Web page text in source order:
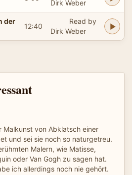
Dirk Weber
der
12:40
Read by
Dirk Weber
Malkunst von Abklatsch einer
und sei sie noch so naturgetreu.
Malern, wie Matisse,
oder Van Gogh zu sagen hat.
ich allerdings noch nie gehört.